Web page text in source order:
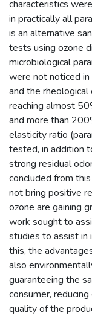
characteristics
in practically all
is an alternative
tests using ozone
microbiological
were not noticed
and the rheological
reaching almost
and more than
elasticity ratio
tested, in addition
strong residual
concluded from
not bring positive
ozone are gaining
work sought to
studies to assist in
this, the
also
guaranteeing the
consumer,
quality of the